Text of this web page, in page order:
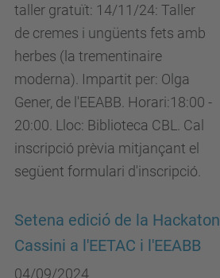
taller gratuït: 14/11/24: Taller
de cremes i ungüents fets amb
herbes (la trementinaire
moderna). Impartit per: Olga
Gener, de l'EEABB. Horari:18:00 -
20:00. Lloc: Biblioteca CBL. Cal
inscripció prèvia mitjançant el
següent formulari d'inscripció.
Setena edició de la Hackaton
Cassini a l'EETAC i l'EEABB
04/09/2024